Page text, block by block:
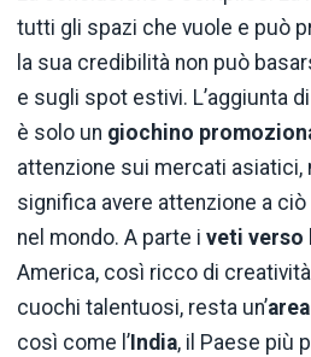
tutti gli spazi che vuole e può
la sua credibilità non può
e sugli spot estivi. L’aggiunta
è solo un giochino
attenzione sui mercati asiatici,
significa avere attenzione a
nel mondo. A parte i veti verso
America, così ricco di
cuochi talentuosi, resta un’
così come l’ India, il Paese più